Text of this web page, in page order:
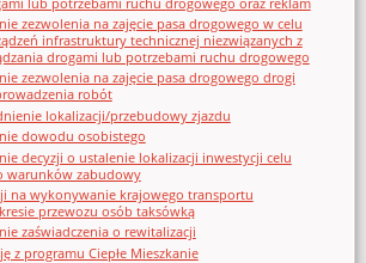
zezwolenia na zajęcie pasa drogowego w celu
infrastruktury technicznej niezwiązanych z
drogami lub potrzebami ruchu drogowego
zezwolenia na zajęcie pasa drogowego drogi
robót
lokalizacji/przebudowy zjazdu
dowodu osobistego
decyzji o ustalenie lokalizacji inwestycji celu
warunków zabudowy
na wykonywanie krajowego transportu
przewozu osób taksówką
zaświadczenia o rewitalizacji
z programu Ciepłe Mieszkanie